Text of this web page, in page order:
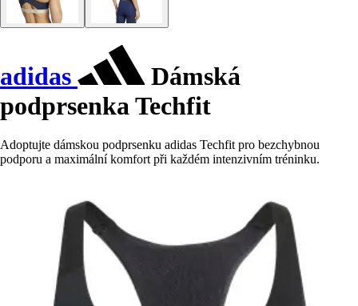
adidas
Dámská
podprsenka Techfit
Adoptujte dámskou podprsenku adidas Techfit pro bezchybnou
podporu a maximální komfort při každém intenzivním tréninku.